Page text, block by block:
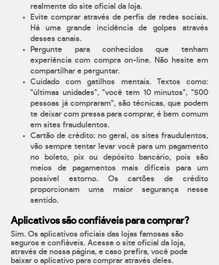
realmente do site oficial da loja.
Evite comprar através de perfis de redes sociais.
Há uma grande incidência de golpes através
desses canais.
Pergunte para conhecidos que tenham
experiência com compra on-line. Não hesite em
compartilhar e perguntar.
Cuidado com gatilhos mentais. Textos como:
"últimas unidades", "você tem 10 minutos", "500
pessoas já compraram", são técnicas, que podem
te deixar com pressa para comprar, é bem comum
em sites fraudulentos.
Cartão de crédito: no geral, os sites fraudulentos,
vão sempre tentar levar você para um pagamento
no boleto, pix ou depósito bancário, pois são
meios de pagamentos mais difíceis para um
possível estorno. Os cartões de crédito
proporcionam uma maior segurança nesse
sentido.
Aplicativos são confiáveis para comprar?
Sim. Os aplicativos oficiais das lojas famosas são
seguros e confiáveis. Acesse o site oficial da loja,
através de nossa página, e caso prefira, você pode
baixar o aplicativo para comprar através deles.